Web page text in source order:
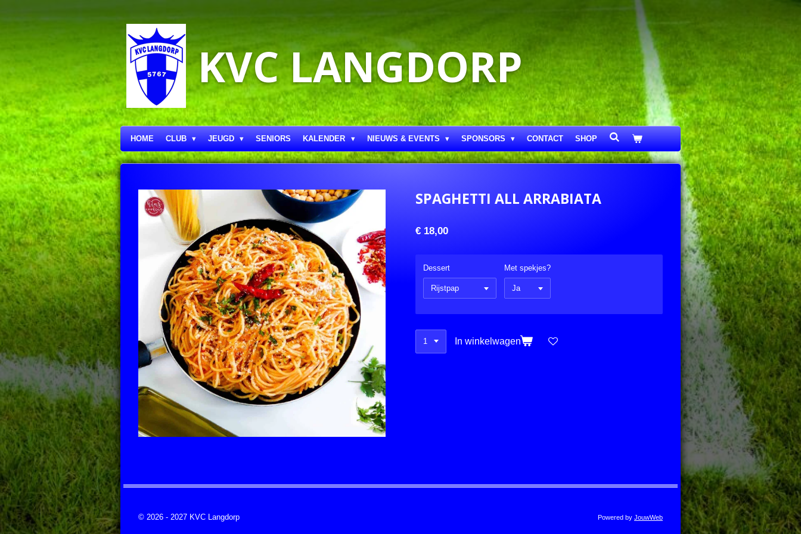
direct
KVC LANGDORP
HOME CLUB JEUGD SENIORS KALENDER NIEUWS & EVENTS SPONSORS CONTACT SHOP
SPAGHETTI ALL ARRABIATA
€ 18,00
Dessert Met spekjes?
In winkelwagen
© 2026 - 2027 KVC Langdorp Powered by JouwWeb